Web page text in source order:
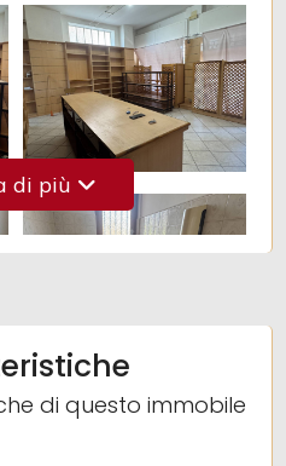
di più
di questo immobile